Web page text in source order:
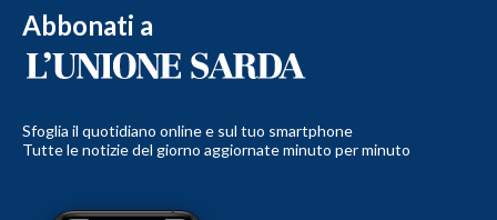
Abbonati a
Sfoglia il quotidiano online e sul tuo smartphone
Tutte le notizie del giorno aggiornate minuto per minuto